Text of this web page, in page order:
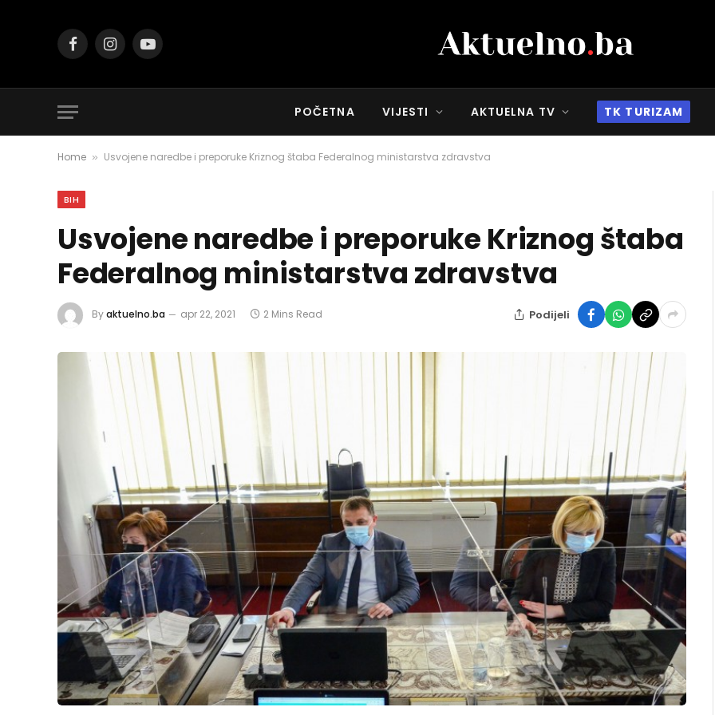
FacebookInstagramYouTube
POČETNA VIJESTI AKTUELNA TV TK TURIZAM
Home » Usvojene naredbe i preporuke Kriznog štaba Federalnog ministarstva zdravstva
BIH
Usvojene naredbe i preporuke Kriznog štaba
Federalnog ministarstva zdravstva
Byaktuelno.ba apr 22, 2021 2 Mins Read Podijeli